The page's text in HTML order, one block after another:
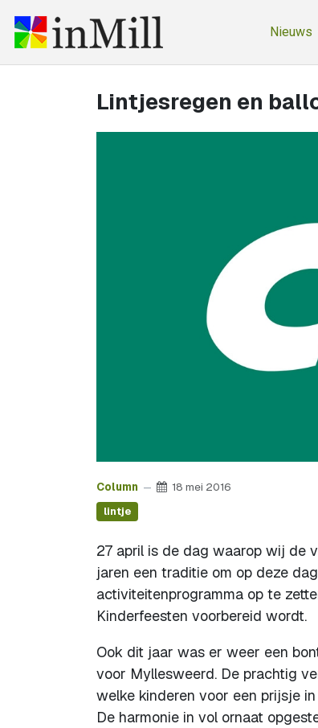
Nieuws
Lintjesregen en
Column 18 mei 2016
lintje
27 april is de dag waarop wij de
jaren een traditie om op deze
activiteitenprogramma op te
Kinderfeesten voorbereid wordt.
Ook dit jaar was er weer een
voor Myllesweerd. De prachtig
welke kinderen voor een prijsje
De harmonie in vol ornaat